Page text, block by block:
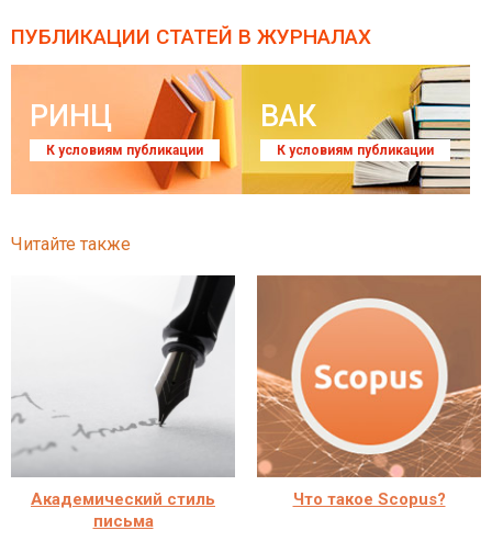
ПУБЛИКАЦИИ СТАТЕЙ В ЖУРНАЛАХ
РИНЦ
К условиям публикации
ВАК
К условиям публикации
Читайте также
Академический стиль
письма
Что такое Scopus?